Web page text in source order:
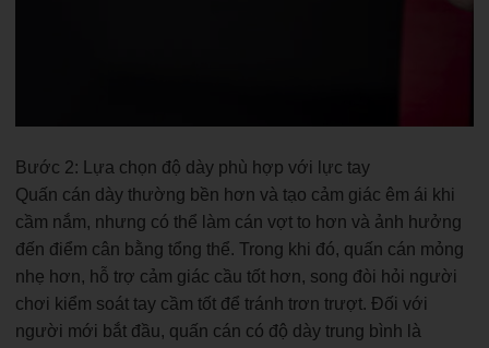
Bước 2: Lựa chọn độ dày phù hợp với lực tay
Quấn cán dày thường bền hơn và tạo cảm giác êm ái khi
cầm nắm, nhưng có thể làm cán vợt to hơn và ảnh hưởng
đến điểm cân bằng tổng thể. Trong khi đó, quấn cán mỏng
nhẹ hơn, hỗ trợ cảm giác cầu tốt hơn, song đòi hỏi người
chơi kiểm soát tay cầm tốt để tránh trơn trượt. Đối với
người mới bắt đầu, quấn cán có độ dày trung bình là